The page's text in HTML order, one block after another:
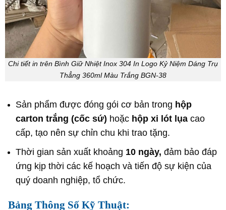
Chi tiết in trên Bình Giữ Nhiệt Inox 304 In Logo Kỷ Niệm Dáng Trụ
Thẳng 360ml Màu Trắng BGN-38
Sản phẩm được đóng gói cơ bản trong hộp
carton trắng (cốc sứ) hoặc hộp xi lót lụacao
cấp, tạo nên sự chỉn chu khi trao tặng.
Thời gian sản xuất khoảng 10 ngày, đảm bảo đáp
ứng kịp thời các kế hoạch và tiến độ sự kiện của
quý doanh nghiệp, tổ chức.
Bảng Thông Số Kỹ Thuật: